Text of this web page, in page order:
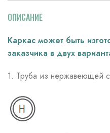
ОПИСАНИЕ
Каркас может быть
заказчика в двух
1. Труба из нержавеющей